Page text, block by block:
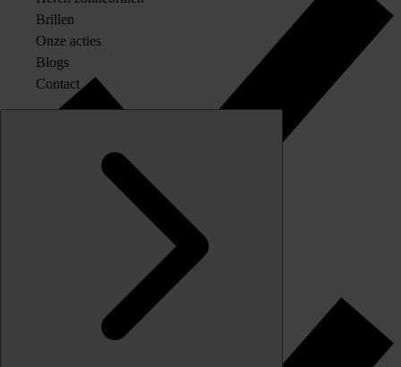
Originele merkglazen op sterkte
Brillen
Onze acties
Blogs
Contact